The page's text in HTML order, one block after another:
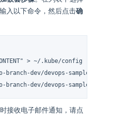
入以下命令，然后点击确
> ~/.kube/config
branch-dev/devops-sample-
branch-dev/devops-sample.yaml |
接收电子邮件通知，请点